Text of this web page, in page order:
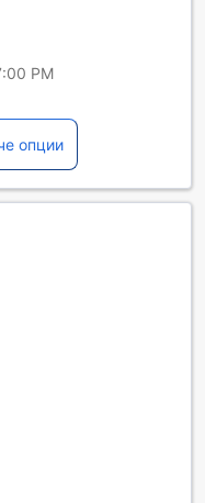
PM
опции